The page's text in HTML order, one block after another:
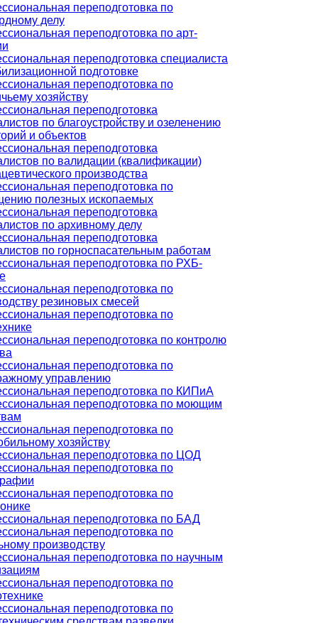
переподготовка по
делу
переподготовка по арт-
переподготовка специалиста
подготовке
переподготовка по
хозяйству
переподготовка
по благоустройству и озеленению
и объектов
переподготовка
по валидации (квалификации)
производства
переподготовка по
полезных ископаемых
переподготовка
по архивному делу
переподготовка
по горноспасательным работам
переподготовка по РХБ-
переподготовка по
резиновых смесей
переподготовка по
переподготовка по контролю
переподготовка по
управлению
переподготовка по КИПиА
переподготовка по моющим
переподготовка по
хозяйству
переподготовка по ЦОД
переподготовка по
переподготовка по
переподготовка по БАД
переподготовка по
производству
переподготовка по научным
переподготовка по
переподготовка по